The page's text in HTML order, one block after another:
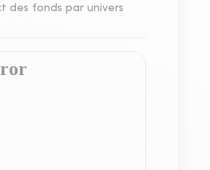
des fonds par univers